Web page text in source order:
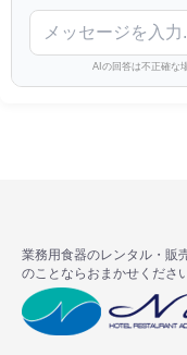
AIの回答は不正確な
業務用食器のレンタル・販
のことならおまかせください